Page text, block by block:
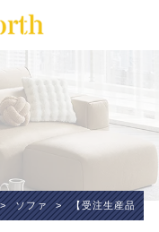
ソファ > 【受注生産品】